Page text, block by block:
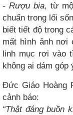
- Rượu bia, từ
chuẩn trong lối
biết tiết độ trong
mất hình ảnh nơi
linh mục rơi vào
không ai dám góp
Đức Giáo Hoàng
cảnh báo:
“Thật đáng buồn